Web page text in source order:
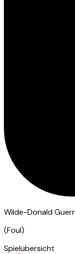
Wilde-Donald
(Foul)
Spielübersicht